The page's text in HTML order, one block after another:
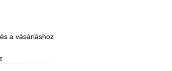
a vásárláshoz